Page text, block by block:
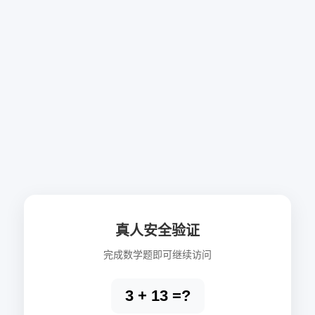
真人安全验证
完成数学题即可继续访问
3 + 13 =?